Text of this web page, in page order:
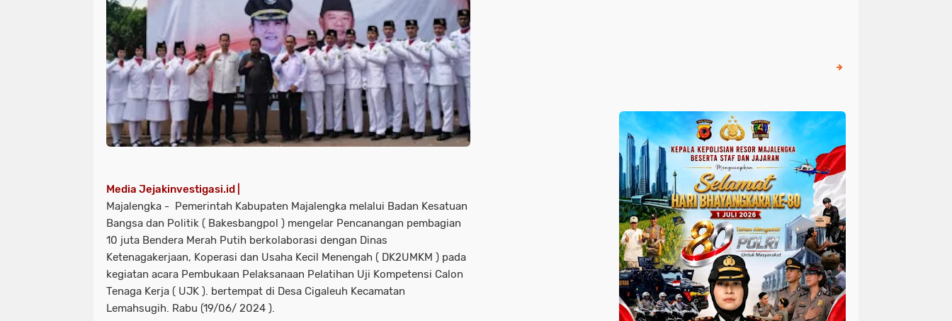
Media Jejakinvestigasi.id |
Majalengka - Pemerintah Kabupaten Majalengka melalui Badan Kesatuan
Bangsa dan Politik ( Bakesbangpol ) mengelar Pencanangan pembagian
10 juta Bendera Merah Putih berkolaborasi dengan Dinas
Ketenagakerjaan, Koperasi dan Usaha Kecil Menengah ( DK2UMKM ) pada
kegiatan acara Pembukaan Pelaksanaan Pelatihan Uji Kompetensi Calon
Tenaga Kerja ( UJK ). bertempat di Desa Cigaleuh Kecamatan
Lemahsugih. Rabu (19/06/ 2024 ).